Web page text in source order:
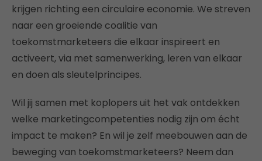
krijgen richting een circulaire economie. We streven
naar een groeiende coalitie van
toekomstmarketeers die elkaar inspireert en
activeert, via met samenwerking, leren van elkaar
en doen als sleutelprincipes.
Wil jij samen met koplopers uit het vak ontdekken
welke marketingcompetenties nodig zijn om écht
impact te maken? En wil je zelf meebouwen aan de
beweging van toekomstmarketeers? Neem dan